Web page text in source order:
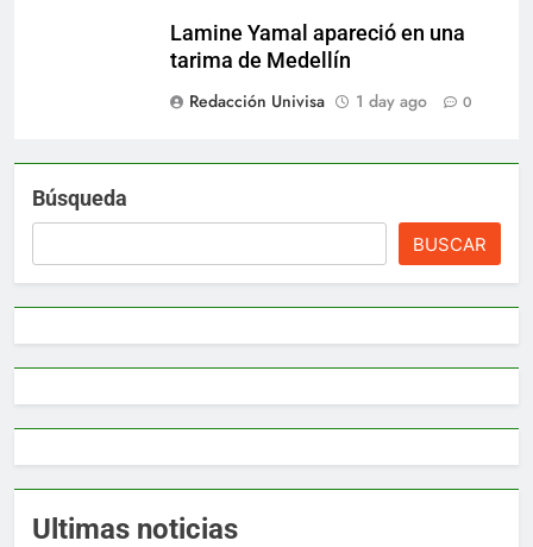
Lamine Yamal apareció en una
tarima de Medellín
Redacción Univisa
1 day ago 0
Búsqueda
BUSCAR
Ultimas noticias